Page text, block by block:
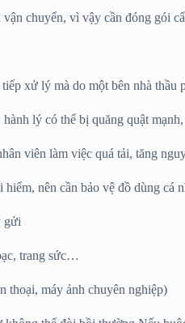
chuyển, vì vậy cần đóng gói
xử lý mà do một bên nhà thầu
lý có thể bị quăng quật
viên làm việc quá tải, tăng
nên cần bảo vệ đồ dùng cá
gửi
trang sức…
thoại, máy ảnh chuyên nghiệp)